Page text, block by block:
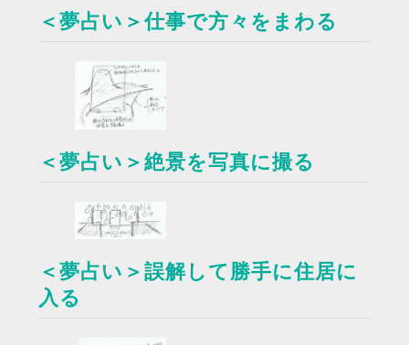
＜夢占い＞仕事で方々をまわる
＜夢占い＞絶景を写真に撮る
＜夢占い＞誤解して勝手に住居に
入る